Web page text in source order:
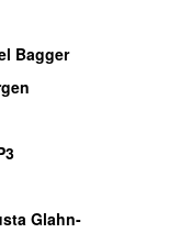
Bagger
Glahn-